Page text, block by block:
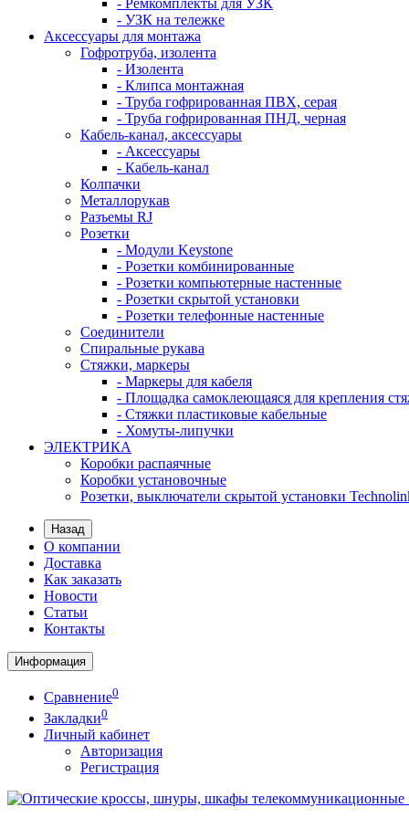
- Ремкомплекты для УЗК
- УЗК на тележке
Аксессуары для монтажа
Гофротруба, изолента
- Изолента
- Клипса монтажная
- Труба гофрированная ПВХ, серая
- Труба гофрированная ПНД, черная
Кабель-канал, аксессуары
- Аксессуары
- Кабель-канал
Колпачки
Металлорукав
Разъемы RJ
Розетки
- Модули Keystone
- Розетки комбинированные
- Розетки компьютерные настенные
- Розетки скрытой установки
- Розетки телефонные настенные
Соединители
Спиральные рукава
Стяжки, маркеры
- Маркеры для кабеля
- Площадка самоклеющаяся для крепления
- Стяжки пластиковые кабельные
- Хомуты-липучки
ЭЛЕКТРИКА
Коробки распаячные
Коробки установочные
Розетки, выключатели скрытой установки
Назад
О компании
Доставка
Как заказать
Новости
Статьи
Контакты
Информация
Сравнение0
Закладки0
Личный кабинет
Авторизация
Регистрация